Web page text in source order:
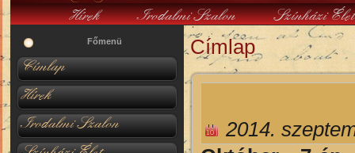
Hírek Irodalmi Szalon Színházi
Főmenü
Címlap
Hírek
Irodalmi Szalon
Jelenlegi hely
Címlap
2014.